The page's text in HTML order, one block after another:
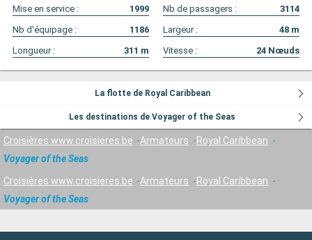
Mise en service : 1999 Nb de passagers :
3114
Nb d'équipage :
1186 Largeur : 48 m
Longueur :
311 m Vitesse : 24 Nœuds
La flotte de Royal Caribbean
Les destinations de Voyager of the Seas
Croisières www.croisieres.be Armateurs
Royal Caribbean
Voyager of the Seas
Croisières www.croisieres.be Armateurs
Royal Caribbean
Voyager of the Seas